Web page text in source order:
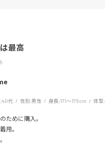
最高
40代 性別:男性 身長:171～175cm 体型:
ために購入。
用。